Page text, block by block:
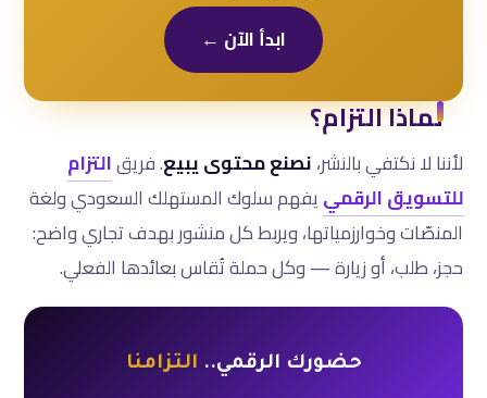
ابدأ الآن ←
لماذا التزام؟
لأننا لا نكتفي بالنشر،نصنع محتوى يبيع. فريقالتزام
للتسويق الرقمييفهم سلوك المستهلك السعودي ولغة
المنصّات وخوارزمياتها، ويربط كل منشور بهدف تجاري واضح:
حجز، طلب، أو زيارة — وكل حملة تُقاس بعائدها الفعلي.
حضورك الرقمي.. التزامنا